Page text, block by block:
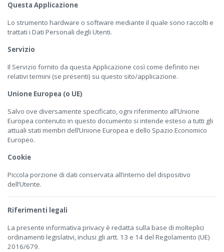
Questa Applicazione
Lo strumento hardware o software mediante il quale sono raccolti e
trattati i Dati Personali degli Utenti.
Servizio
Il Servizio fornito da questa Applicazione così come definito nei
relativi termini (se presenti) su questo sito/applicazione.
Unione Europea (o UE)
Salvo ove diversamente specificato, ogni riferimento all’Unione
Europea contenuto in questo documento si intende esteso a tutti gli
attuali stati membri dell’Unione Europea e dello Spazio Economico
Europeo.
Cookie
Piccola porzione di dati conservata all’interno del dispositivo
dell’Utente.
Riferimenti legali
La presente informativa privacy è redatta sulla base di molteplici
ordinamenti legislativi, inclusi gli artt. 13 e 14 del Regolamento (UE)
2016/679.